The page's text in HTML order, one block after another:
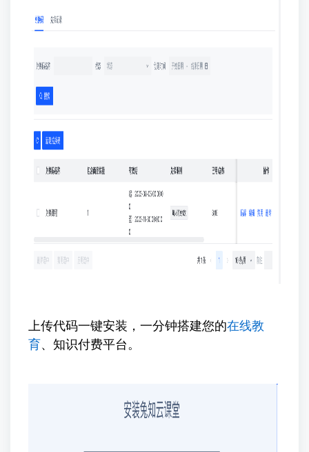
上传代码一键安装，一分钟搭建您的在线教
育、知识付费平台。